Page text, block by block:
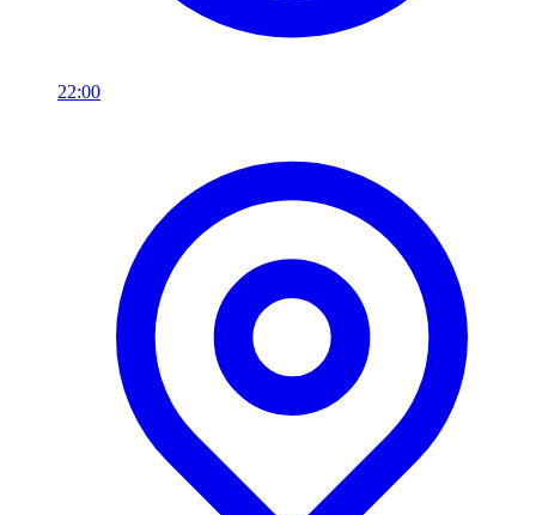
22:00